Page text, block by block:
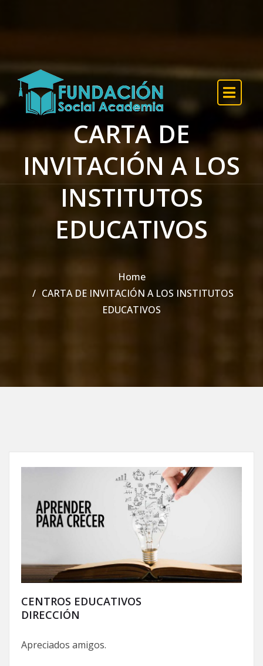
CARTA DE
INVITACIÓN A LOS
INSTITUTOS
EDUCATIVOS
Home
CARTA DE INVITACIÓN A LOS INSTITUTOS
EDUCATIVOS
CENTROS EDUCATIVOS
DIRECCIÓN
Apreciados amigos.